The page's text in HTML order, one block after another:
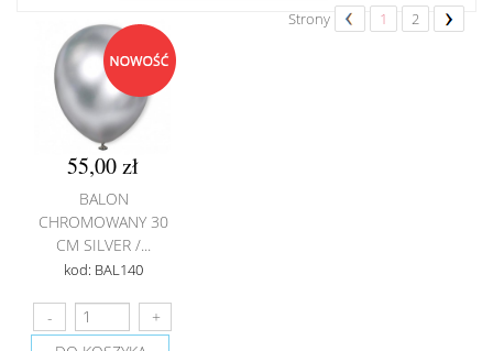
Strony 1 2
55,00 zł
BALON
CHROMOWANY 30
CM SILVER /...
kod: BAL140